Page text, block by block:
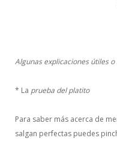
Algunas explicaciones útiles
* La prueba del platito
Para saber más acerca de
salgan perfectas puedes